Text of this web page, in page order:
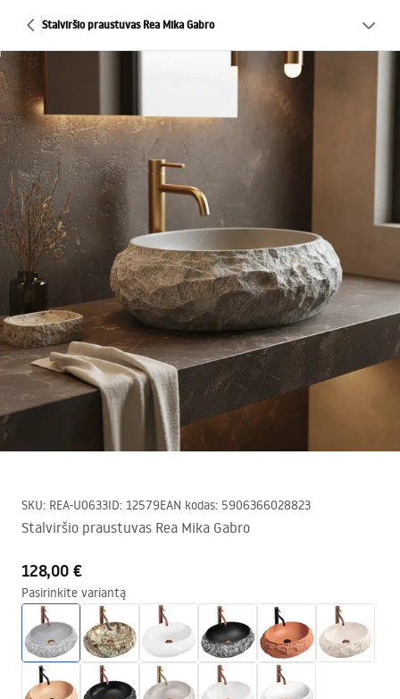
Stalviršio praustuvas Rea Mika Gabro
SKU: REA-U0633ID: 12579EAN kodas: 5906366028823
Stalviršio praustuvas Rea Mika Gabro
128,00 €
Pasirinkite variantą